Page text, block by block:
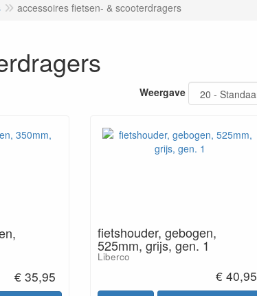
accessoires fietsen- & scooterdragers
Weergave
€ 35,95
fietshouder, gebogen,
525mm, grijs, gen. 1
Liberco
€ 40,95